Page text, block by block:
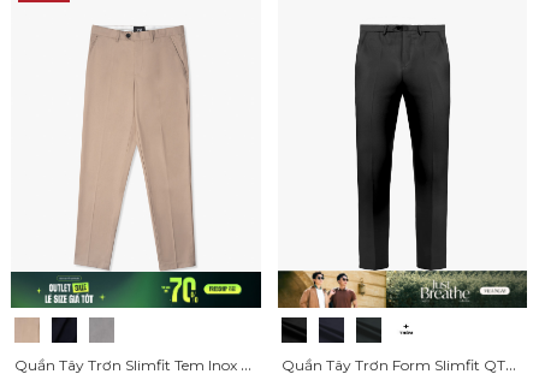
Quần Tây Trơn Slimfit Tem Inox QT054 Quần Tây Trơn Form Slimfit QT050